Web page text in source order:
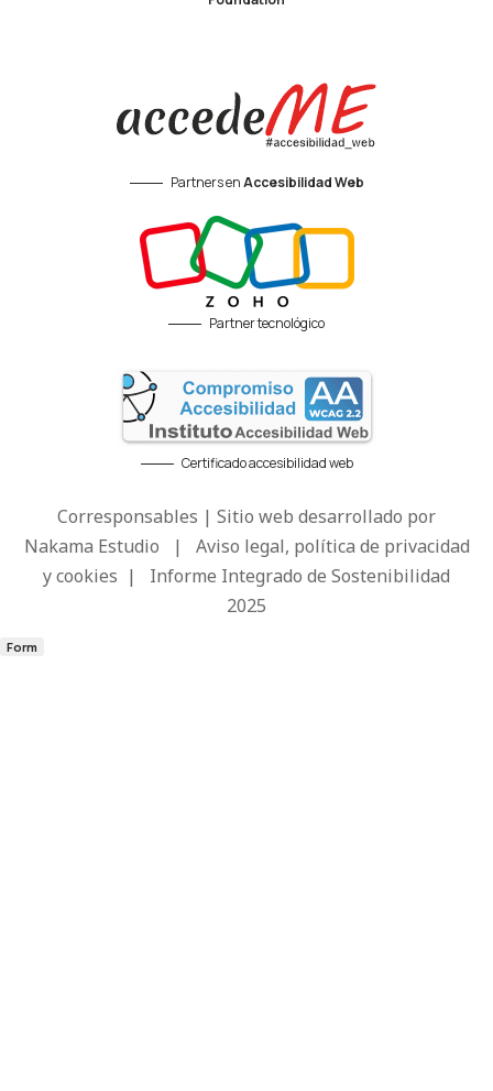
Partners enAccesibilidad Web
Partner tecnológico
Certificado accesibilidad web
Corresponsables | Sitio web desarrollado por
Nakama Estudio | Aviso legal, política de privacidad
y cookies | Informe Integrado de Sostenibilidad
2025
Form